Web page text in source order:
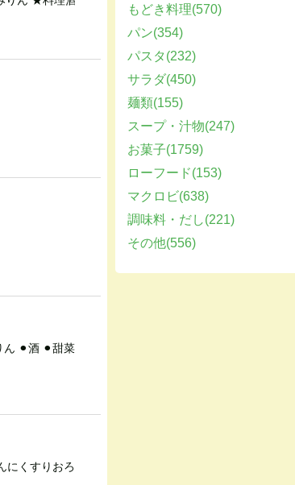
もどき料理(570)
パン(354)
パスタ(232)
サラダ(450)
麺類(155)
スープ・汁物(247)
お菓子(1759)
ローフード(153)
マクロビ(638)
調味料・だし(221)
その他(556)